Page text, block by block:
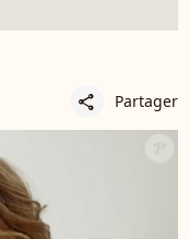
share Partager